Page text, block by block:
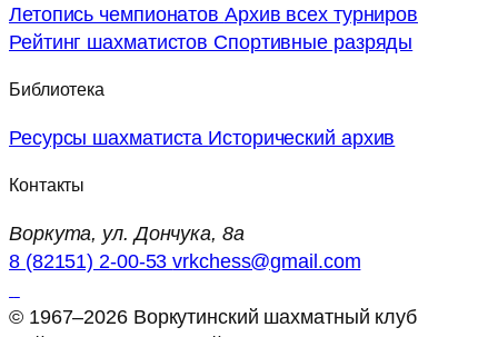
Летопись чемпионатов Архив всех турниров
Рейтинг шахматистов Спортивные разряды
Библиотека
Ресурсы шахматиста Исторический архив
Контакты
Воркута, ул. Дончука, 8а
8 (82151) 2-00-53vrkchess@gmail.com
© 1967–2026 Воркутинский шахматный клуб